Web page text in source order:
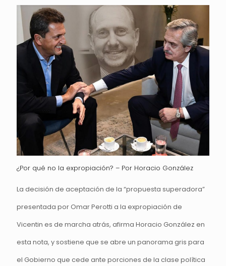
¿Por qué no la expropiación? – Por Horacio González
La decisión de aceptación de la “propuesta superadora”
presentada por Omar Perotti a la expropiación de
Vicentin es de marcha atrás, afirma Horacio González en
esta nota, y sostiene que se abre un panorama gris para
el Gobierno que cede ante porciones de la clase política